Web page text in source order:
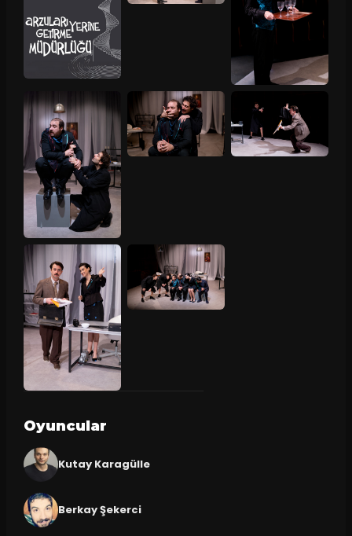
Oyuncular
Kutay Karagülle
Berkay Şekerci